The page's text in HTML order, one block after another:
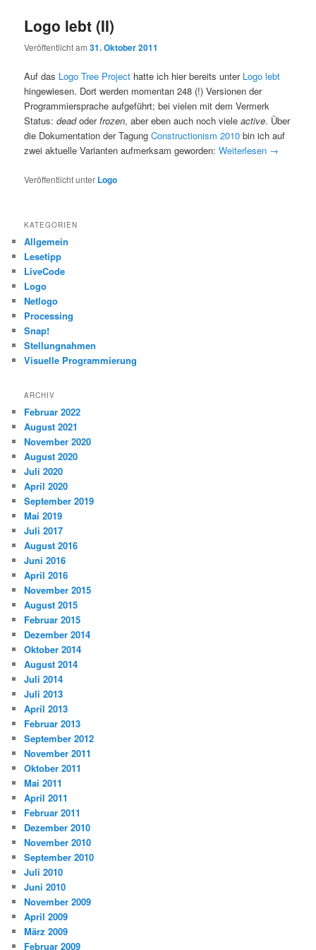
Logo lebt (II)
Veröffentlicht am31. Oktober 2011
Auf das Logo Tree Project hatte ich hier bereits unter Logo lebt
hingewiesen. Dort werden momentan 248 (!) Versionen der
Programmiersprache aufgeführt; bei vielen mit dem Vermerk
Status:deadoderfrozen, aber eben auch noch vieleactive. Über
die Dokumentation der TagungConstructionism 2010 bin ich auf
zwei aktuelle Varianten aufmerksam geworden:Weiterlesen →
Veröffentlicht unter Logo
KATEGORIEN
Allgemein
Lesetipp
LiveCode
Logo
Netlogo
Processing
Snap!
Stellungnahmen
Visuelle Programmierung
ARCHIV
Februar 2022
August 2021
November 2020
August 2020
Juli 2020
April 2020
September 2019
Mai 2019
Juli 2017
August 2016
Juni 2016
April 2016
November 2015
August 2015
Februar 2015
Dezember 2014
Oktober 2014
August 2014
Juli 2014
Juli 2013
April 2013
Februar 2013
September 2012
November 2011
Oktober 2011
Mai 2011
April 2011
Februar 2011
Dezember 2010
November 2010
September 2010
Juli 2010
Juni 2010
November 2009
April 2009
März 2009
Februar 2009